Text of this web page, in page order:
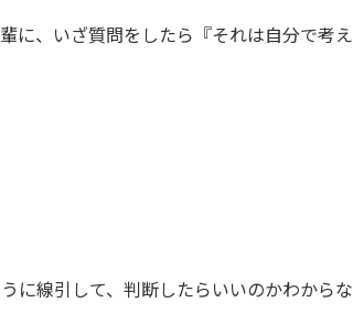
に、いざ質問をしたら『それは自分で考え
に線引して、判断したらいいのかわからな